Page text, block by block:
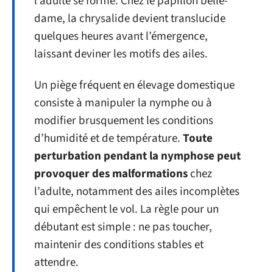
dame, la chrysalide devient translucide
quelques heures avant l’émergence,
laissant deviner les motifs des ailes.
Un piège fréquent en élevage domestique
consiste à manipuler la nymphe ou à
modifier brusquement les conditions
d’humidité et de température.Toute
perturbation pendant la nymphose peut
provoquer des malformationschez
l’adulte, notamment des ailes incomplètes
qui empêchent le vol. La règle pour un
débutant est simple : ne pas toucher,
maintenir des conditions stables et
attendre.